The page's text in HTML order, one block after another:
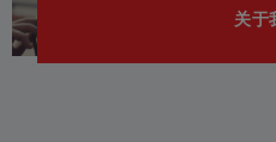
关于